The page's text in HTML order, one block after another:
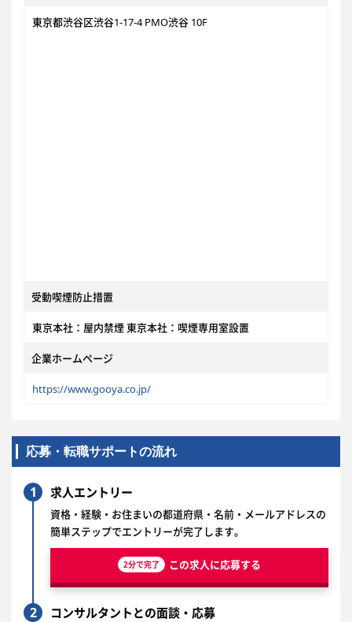
東京都渋谷区渋谷1-17-4 PMO渋谷 10F
受動喫煙防止措置
東京本社：屋内禁煙 東京本社：喫煙専用室設置
企業ホームページ
https://www.gooya.co.jp/
応募・転職サポートの流れ
1 求人エントリー
資格・経験・お住まいの都道府県・名前・メールアドレスの
簡単ステップでエントリーが完了します。
2分で完了 この求人に応募する
2 コンサルタントとの面談・応募